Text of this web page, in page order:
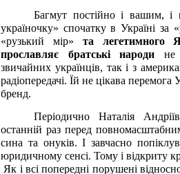
Багмут постійно і вашим,
україночку» спочатку в Україні за
«рузький мір» та легетимного
прославляє братські народи не
звичайних українців, так і з
радіопередачі. Їй не цікава
бренд.
Періодично Наталія
останній раз перед
сина та онуків. І завчасно
юридичному сенсі. Тому і відкриту
Як і всі попередні порушені